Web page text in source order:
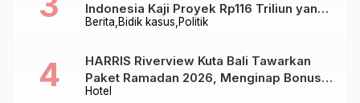
Berita Bidik kasus Politik
Indonesia Kaji Proyek Rp116 Triliun yang
Baru Sampai Bandung
Hotel
HARRIS Riverview Kuta Bali Tawarkan
Paket Ramadan 2026, Menginap Bonus
Takjil hingga Bukber Mulai Rp88.888